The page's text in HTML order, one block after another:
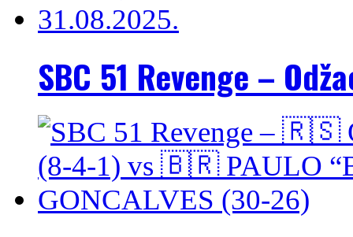
SBC 51 Revenge –